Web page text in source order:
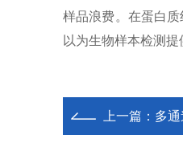
样品浪费。在蛋白
以为生物样本检测
上一篇： 多通